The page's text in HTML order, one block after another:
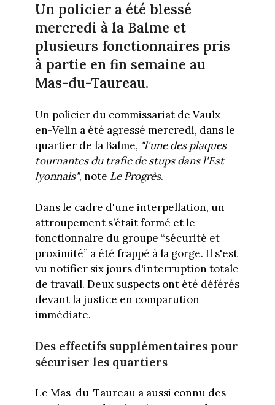
Un policier a été blessé
mercredi à la Balme et
plusieurs fonctionnaires pris
à partie en fin semaine au
Mas-du-Taureau.
Un policier du commissariat de Vaulx-
en-Velin a été agressé mercredi, dans le
quartier de la Balme, "l'une des plaques
tournantes du trafic de stups dans l'Est
lyonnais", note Le Progrès.
Dans le cadre d'une interpellation, un
attroupement s’était formé et le
fonctionnaire du groupe “sécurité et
proximité” a été frappé à la gorge. Il s'est
vu notifier six jours d'interruption totale
de travail. Deux suspects ont été déférés
devant la justice en comparution
immédiate.
Des effectifs supplémentaires pour
sécuriser les quartiers
Le Mas-du-Taureau a aussi connu des